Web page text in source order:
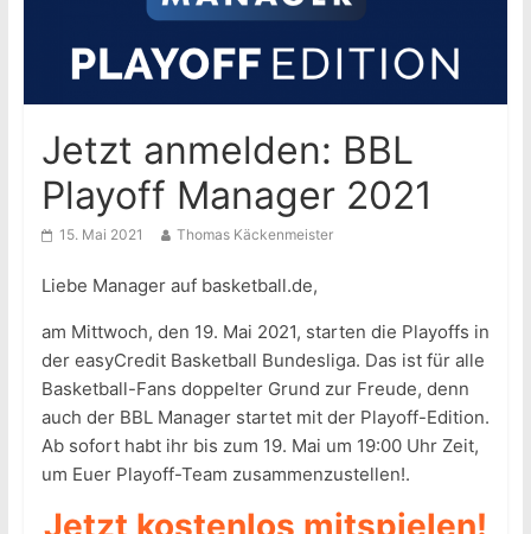
Jetzt anmelden: BBL
Playoff Manager 2021
15. Mai 2021 Thomas Käckenmeister
Liebe Manager auf basketball.de,
am Mittwoch, den 19. Mai 2021, starten die Playoffs in
der easyCredit Basketball Bundesliga. Das ist für alle
Basketball-Fans doppelter Grund zur Freude, denn
auch der BBL Manager startet mit der Playoff-Edition.
Ab sofort habt ihr bis zum 19. Mai um 19:00 Uhr Zeit,
um Euer Playoff-Team zusammenzustellen!.
Jetzt kostenlos mitspielen!